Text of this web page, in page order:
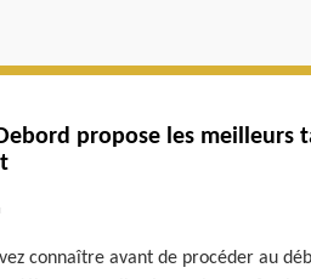
propose les meilleurs
connaître avant de procéder au